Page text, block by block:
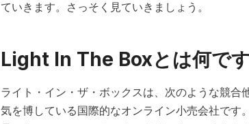
ていきます。さっそく見ていきましょう。
Light In The Boxとは何で
ライト・イン・ザ・ボックスは、次のような競合
気を博している国際的なオンライン小売会社です。